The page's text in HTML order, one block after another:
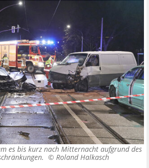
es bis kurz nach Mitternacht aufgrund des
© Roland Halkasch